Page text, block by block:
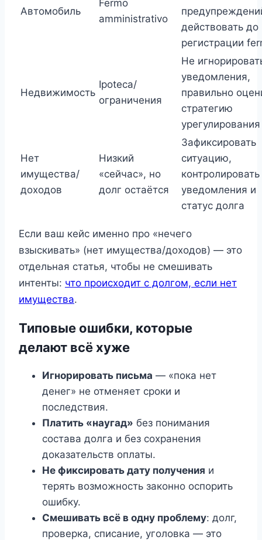
Автомобиль
Fermo
amministrativo
действовать до
регистрации
Недвижимость
Ipoteca/
ограничения
Не
уведомления,
правильно
стратегию
урегулирования
Нет
имущества/
доходов
Низкий
«сейчас», но
долг остаётся
Зафиксировать
ситуацию,
контролировать
уведомления и
статус долга
Если ваш кейс именно про «нечего
взыскивать» (нет имущества/доходов) — это
отдельная статья, чтобы не смешивать
интенты: что происходит с долгом, если нет
имущества.
Типовые ошибки, которые
делают всё хуже
Игнорировать письма — «пока нет
денег» не отменяет сроки и
последствия.
Платить «наугад» без понимания
состава долга и без сохранения
доказательств оплаты.
Не фиксировать дату получения и
терять возможность законно оспорить
ошибку.
Смешивать всё в одну проблему: долг,
проверка, списание, уголовка — это